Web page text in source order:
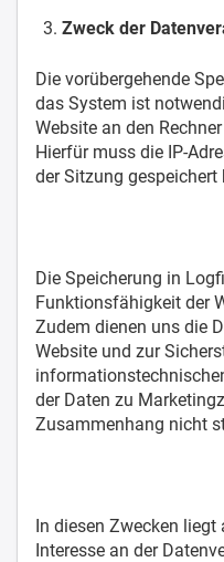
Zweck der
Die vorübergehende
das System ist
Website an den
Hierfür muss die IP-
der Sitzung gespeichert
Die Speicherung in
Funktionsfähigkeit der
Zudem dienen uns die
Website und zur
der Daten zu
Zusammenhang nicht
In diesen Zwecken
Interesse an der